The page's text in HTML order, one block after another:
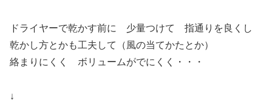
ドライヤーで乾かす前に 少量つけて 指通りを良くし
乾かし方とかも工夫して（風の当てかたとか）
絡まりにくく ボリュームがでにくく・・・
↓